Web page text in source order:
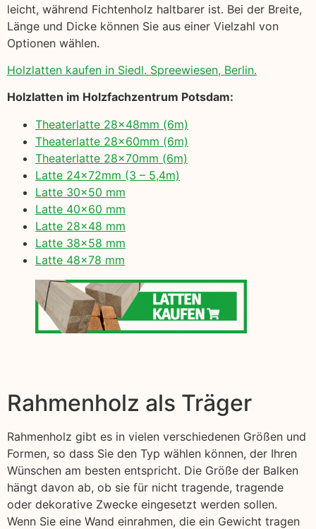
leicht, während Fichtenholz haltbarer ist. Bei der Breite,
Länge und Dicke können Sie aus einer Vielzahl von
Optionen wählen.
Holzlatten kaufen in Siedl. Spreewiesen, Berlin.
Holzlatten im Holzfachzentrum Potsdam:
Theaterlatte 28x48mm (6m)
Theaterlatte 28x60mm (6m)
Theaterlatte 28x70mm (6m)
Latte 24x72mm (3 – 5,4m)
Latte 30×50 mm
Latte 40×60 mm
Latte 28×48 mm
Latte 38×58 mm
Latte 48×78 mm
Rahmenholz als Träger
Rahmenholz gibt es in vielen verschiedenen Größen und
Formen, so dass Sie den Typ wählen können, der Ihren
Wünschen am besten entspricht. Die Größe der Balken
hängt davon ab, ob sie für nicht tragende, tragende
oder dekorative Zwecke eingesetzt werden sollen.
Wenn Sie eine Wand einrahmen, die ein Gewicht tragen